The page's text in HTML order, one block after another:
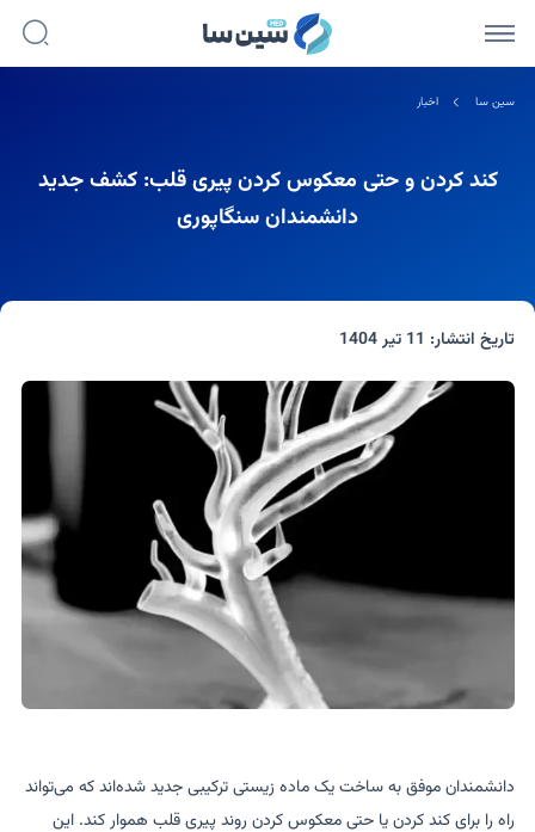
سین سا اخبار
کند کردن و حتی معکوس کردن پیری قلب: کشف جدید
دانشمندان سنگاپوری
تاریخ انتشار: 11 تیر 1404
دانشمندان موفق به ساخت یک ماده زیستی ترکیبی جدید شده‌اند که می‌تواند
راه را برای کند کردن یا حتی معکوس کردن روند پیری قلب هموار کند. این